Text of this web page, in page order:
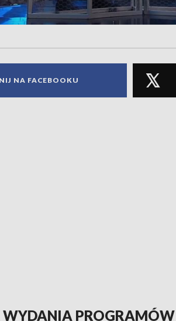
NA FACEBOOKU
WYDANIA PROGRAMÓW